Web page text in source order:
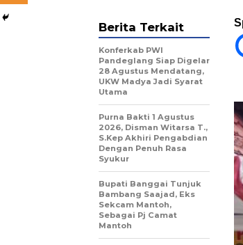
Berita Terkait
Konferkab PWI
Pandeglang Siap Digelar
28 Agustus Mendatang,
UKW Madya Jadi Syarat
Utama
Purna Bakti 1 Agustus
2026, Disman Witarsa T.,
S.Kep Akhiri Pengabdian
Dengan Penuh Rasa
Syukur
Bupati Banggai Tunjuk
Bambang Saajad, Eks
Sekcam Mantoh,
Sebagai Pj Camat
Mantoh